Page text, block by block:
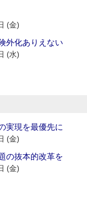
(金)
外化ありえない
(水)
実現を最優先に
(金)
の抜本的改革を
(金)